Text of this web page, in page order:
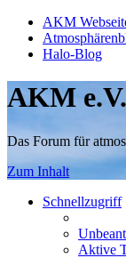
AKM
Halo-Blog
AKM
Das Forum für
Zum Inhalt
Schnellzugriff
Aktive